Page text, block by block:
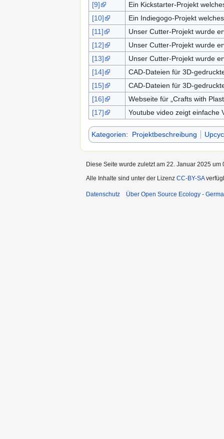
[9]
Ein Kickstarter-Projekt
[10]
Ein Indiegogo-Projekt
[11]
Unser Cutter-Projekt wurde
[12]
Unser Cutter-Projekt wurde
[13]
Unser Cutter-Projekt wurde
[14]
CAD-Dateien für 3D-
[15]
CAD-Dateien für 3D-
[16]
Webseite für „Crafts with
[17]
Youtube video zeigt einfache
Kategorien: Projektbeschreibung
Diese Seite wurde zuletzt am 22. Januar 2025 um
Alle Inhalte sind unter der Lizenz CC-BY-SA
Datenschutz Über Open Source Ecology -